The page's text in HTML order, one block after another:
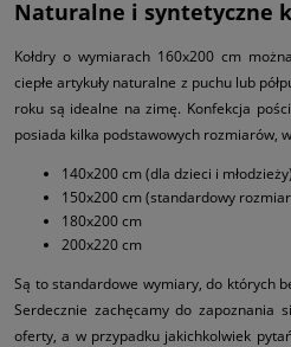
Naturalne i syntetyczne
Kołdry o wymiarach 160x200 cm
ciepłe artykuły naturalne z puchu lub
roku są idealne na zimę. Konfekcja
posiada kilka podstawowych rozmiarów,
140x200 cm (dla dzieci i młodzieży)
150x200 cm (standardowy
180x200 cm
200x220 cm
Są to standardowe wymiary, do których
Serdecznie zachęcamy do zapoznania
oferty, a w przypadku jakichkolwiek